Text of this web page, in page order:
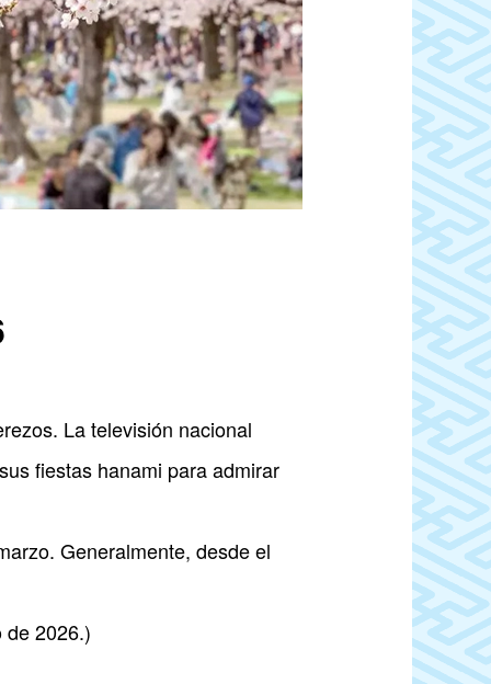
La televisión nacional
fiestas hanami para admirar
Generalmente, desde el
de 2026.)